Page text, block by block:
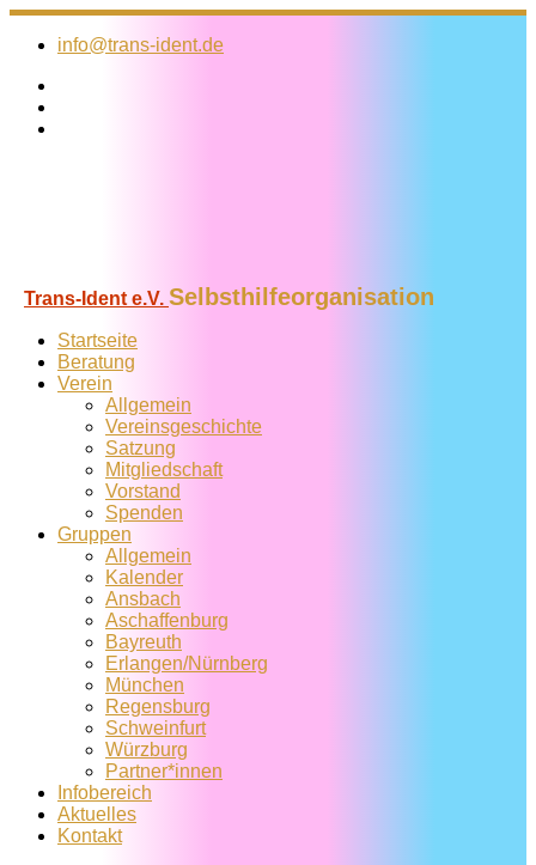
Zum
Inhalt
info@trans-ident.de
Trans-Ident e.V. Selbsthilfeorganisation
Startseite
Beratung
Verein
Allgemein
Vereins­geschichte
Satzung
Mitglied­schaft
Vorstand
Spenden
Gruppen
Allgemein
Kalender
Ansbach
Aschaffenburg
Bayreuth
Erlangen/Nürnberg
München
Regensburg
Schweinfurt
Würzburg
Partner*innen
Infobereich
Aktuelles
Kontakt